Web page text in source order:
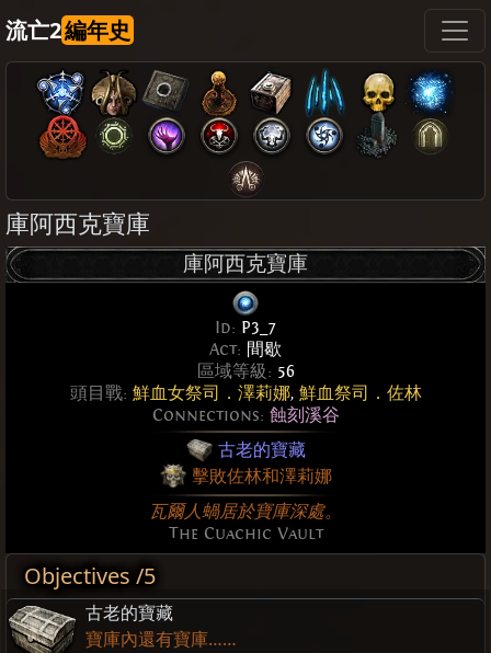
流亡2編年史
庫阿西克寶庫
庫阿西克寶庫
Id: P3_7
Act: 間歇
區域等級: 56
頭目戰: 鮮血女祭司．澤莉娜, 鮮血祭司．佐林
Connections: 蝕刻溪谷
古老的寶藏
擊敗佐林和澤莉娜
瓦爾人蝸居於寶庫深處。
The Cuachic Vault
Objectives /5
古老的寶藏
寶庫內還有寶庫……